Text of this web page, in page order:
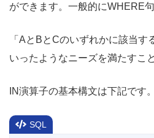
ができます。一般的にWHERE
「AとBとCのいずれかに該当す
いったようなニーズを満たすこ
IN演算子の基本構文は下記です。
SQL